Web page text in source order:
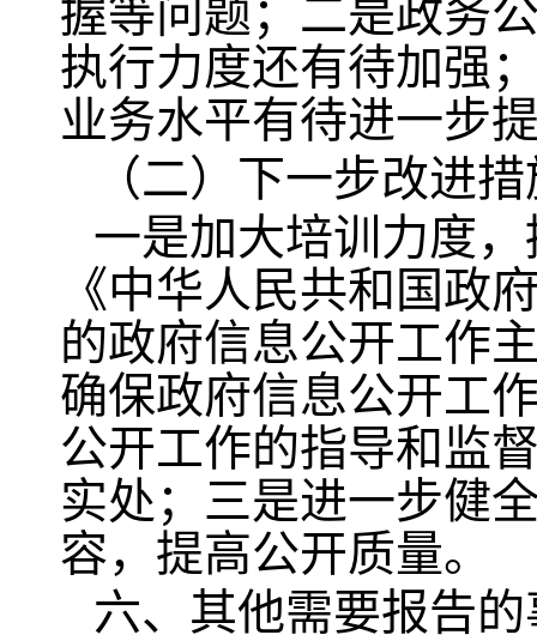
握等问题；二是政务
执行力度还有待加强
业务水平有待进一步
（二）下一步改进
一是加大培训力度
《中华人民共和国政
的政府信息公开工作
确保政府信息公开工
公开工作的指导和监
实处；三是进一步健
容，提高公开质量。
六、其他需要报告